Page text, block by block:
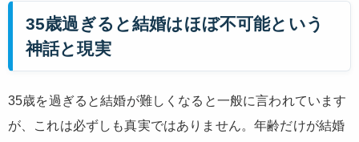
35歳過ぎると結婚はほぼ不可能という
神話と現実
35歳を過ぎると結婚が難しくなると一般に言われています
が、これは必ずしも真実ではありません。年齢だけが結婚